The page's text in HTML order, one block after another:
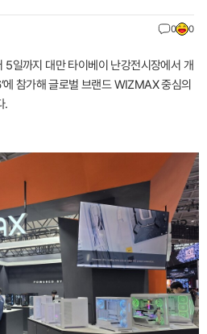
0 0
일까지 대만 타이베이 난강전시장에서 개
에 참가해 글로벌 브랜드 WIZMAX 중심의
.